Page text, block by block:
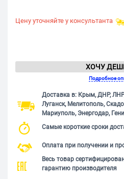
Цену уточняйте у консультанта
ХОЧУ
Подробное
Доставка в: Крым, ДНР,
Луганск, Мелитополь,
Мариуполь, Энергодар,
Самые короткие сроки
Оплата при получении и
Весь товар
гарантию производителя